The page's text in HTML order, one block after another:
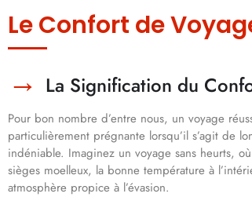
Le Confort de
La Signification du
Pour bon nombre d’entre nous, un voyage
particulièrement prégnante lorsqu’il s’agit de
indéniable. Imaginez un voyage sans heurts,
sièges moelleux, la bonne température à
atmosphère propice à l’évasion.